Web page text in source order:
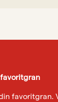
favoritgran.